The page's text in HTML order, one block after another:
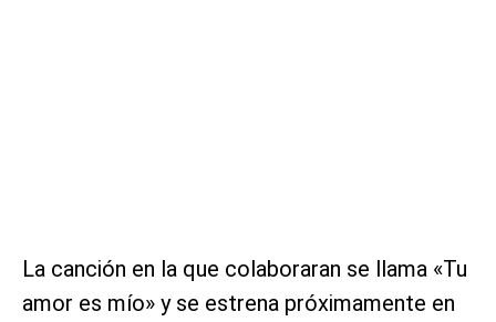
La canción en la que colaboraran se llama «Tu
amor es mío» y se estrena próximamente en